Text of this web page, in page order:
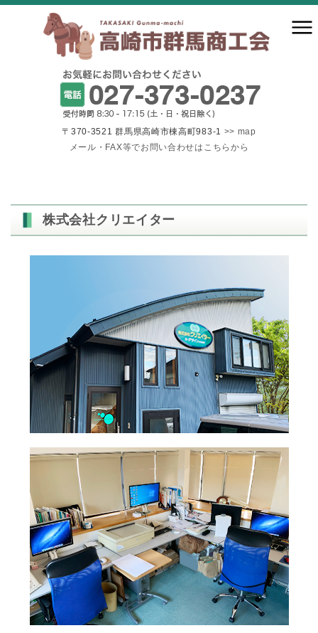
〒370-3521 群馬県高崎市棟高町983-1 >> map
メール・FAX等でお問い合わせはこちらから
株式会社クリエイター